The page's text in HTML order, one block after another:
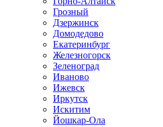
Грозный
Дзержинск
Домодедово
Екатеринбург
Железногорск
Зеленоград
Иваново
Ижевск
Иркутск
Искитим
Йошкар-Ола